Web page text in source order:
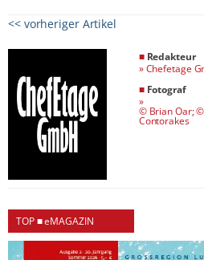
<< vorheriger Artikel
■Redakteur
»Chefetage
■Fotograf
»
© Brian Oar;
Contorakes
TOP ■ eMAGAZIN